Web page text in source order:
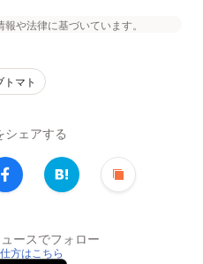
や法律に基づいています。
マト
シェアする
ースでフォロー
方はこちら